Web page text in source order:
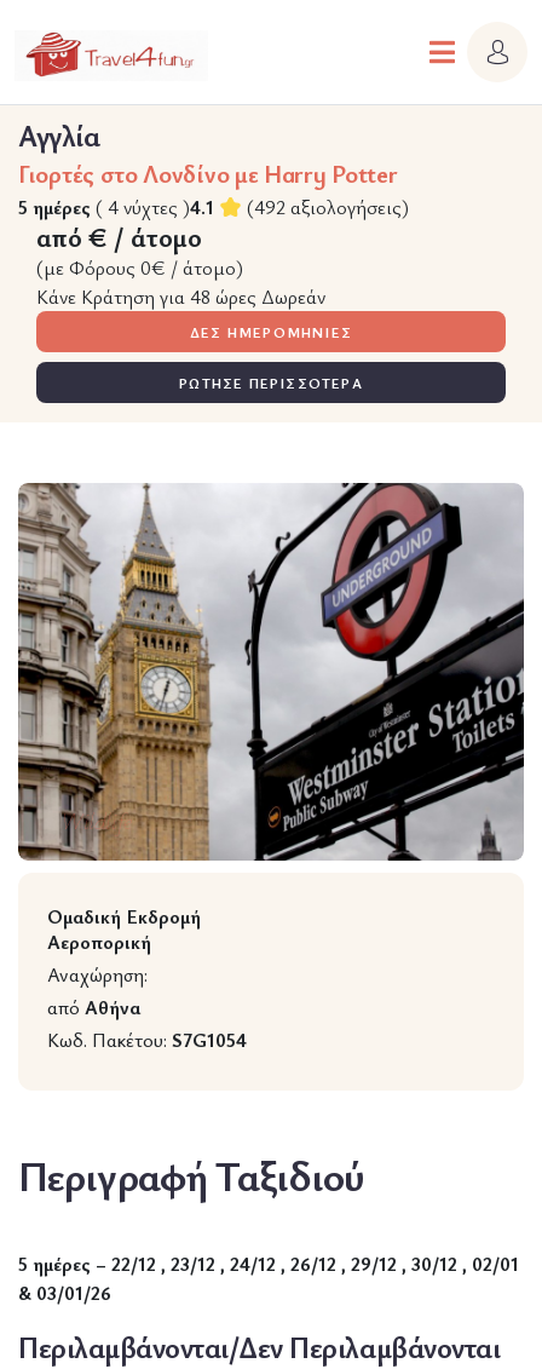
Αγγλία
Γιορτές στο Λονδίνο με Harry Potter
5 ημέρες ( 4 νύχτες )4.1 (492 αξιολογήσεις)
από € / άτομο
(με Φόρους 0€ / άτομο)
Κάνε Κράτηση για 48 ώρες Δωρεάν
ΔΕΣ ΗΜΕΡΟΜΗΝΙΕΣ
ΡΩΤΗΣΕ ΠΕΡΙΣΣΟΤΕΡΑ
Wildlife
Ομαδική Εκδρομή
Αεροπορική
Αναχώρηση:
από Αθήνα
Κωδ. Πακέτου: S7G1054
Περιγραφή Ταξιδιού
5 ημέρες – 22/12 , 23/12 , 24/12 , 26/12 , 29/12 , 30/12 , 02/01
& 03/01/26
Περιλαμβάνονται/Δεν Περιλαμβάνονται